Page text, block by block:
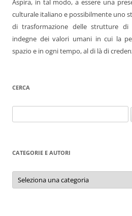
Aspira, in tal modo, a essere una
culturale italiano e possibilmente uno
di trasformazione delle strutture di
indegne dei valori umani in cui la
spazio e in ogni tempo, al di là di
CERCA
per:
CATEGORIE E AUTORI
Categorie
autori